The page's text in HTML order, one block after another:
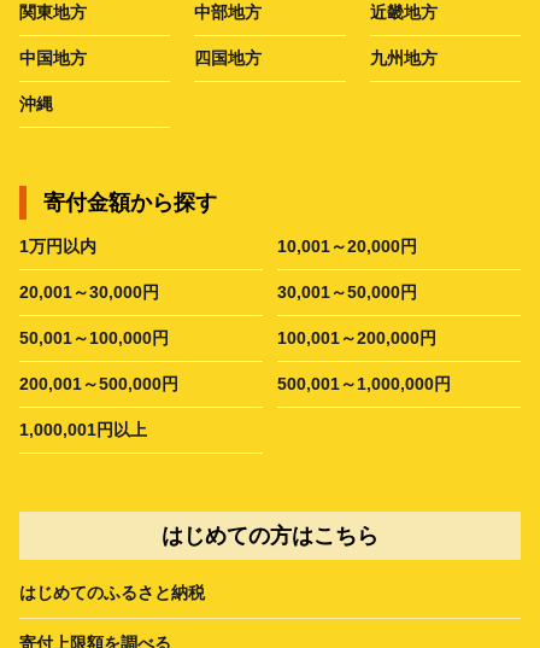
関東地方 中部地方 近畿地方
中国地方 四国地方 九州地方
沖縄
寄付金額から探す
1万円以内 10,001～20,000円
20,001～30,000円 30,001～50,000円
50,001～100,000円 100,001～200,000円
200,001～500,000円 500,001～1,000,000円
1,000,001円以上
はじめての方はこちら
はじめてのふるさと納税
寄付上限額を調べる